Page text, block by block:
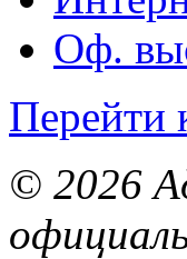
Оф.
Перейти
© 2026